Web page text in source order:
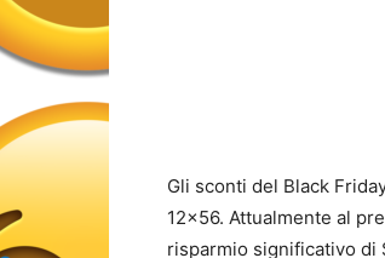
Gli sconti del Black
12×56. Attualmente al
risparmio significativo di